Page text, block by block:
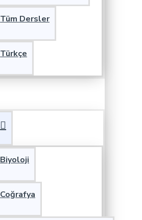
Tüm Dersler
Türkçe
Biyoloji
Coğrafya